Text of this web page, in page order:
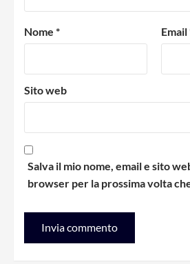
Nome * Email
Sito web
Salva il mio nome, email e sito
browser per la prossima volta